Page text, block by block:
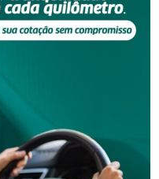
dois
morto